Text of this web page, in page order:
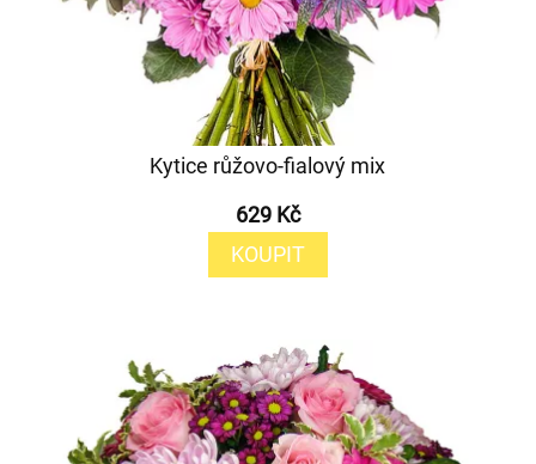
Kytice růžovo-fialový mix
629 Kč
KOUPIT